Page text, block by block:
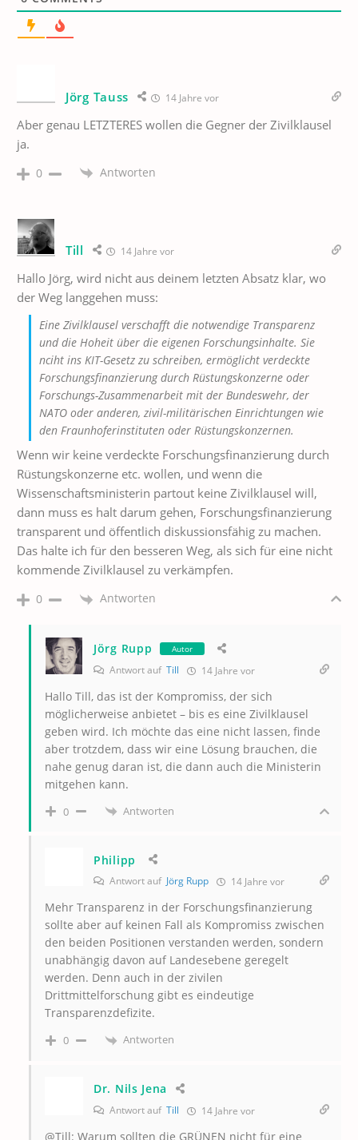
Jörg Tauss 14 Jahre vor
Aber genau LETZTERES wollen die Gegner der Zivilklausel
ja.
0 Antworten
Till 14 Jahre vor
Hallo Jörg, wird nicht aus deinem letzten Absatz klar, wo
der Weg langgehen muss:
Eine Zivilklausel verschafft die notwendige Transparenz
und die Hoheit über die eigenen Forschungsinhalte. Sie
nciht ins KIT-Gesetz zu schreiben, ermöglicht verdeckte
Forschungsfinanzierung durch Rüstungskonzerne oder
Forschungs-Zusammenarbeit mit der Bundeswehr, der
NATO oder anderen, zivil-militärischen Einrichtungen wie
den Fraunhoferinstituten oder Rüstungskonzernen.
Wenn wir keine verdeckte Forschungsfinanzierung durch
Rüstungskonzerne etc. wollen, und wenn die
Wissenschaftsministerin partout keine Zivilklausel will,
dann muss es halt darum gehen, Forschungsfinanzierung
transparent und öffentlich diskussionsfähig zu machen.
Das halte ich für den besseren Weg, als sich für eine nicht
kommende Zivilklausel zu verkämpfen.
0 Antworten
Jörg Rupp Autor
Antwort auf Till 14 Jahre vor
Hallo Till, das ist der Kompromiss, der sich
möglicherweise anbietet – bis es eine Zivilklausel
geben wird. Ich möchte das eine nicht lassen, finde
aber trotzdem, dass wir eine Lösung brauchen, die
nahe genug daran ist, die dann auch die Ministerin
mitgehen kann.
0 Antworten
Philipp
Antwort auf Jörg Rupp 14 Jahre vor
Mehr Transparenz in der Forschungsfinanzierung
sollte aber auf keinen Fall als Kompromiss zwischen
den beiden Positionen verstanden werden, sondern
unabhängig davon auf Landesebene geregelt
werden. Denn auch in der zivilen
Drittmittelforschung gibt es eindeutige
Transparenzdefizite.
0 Antworten
Dr. Nils Jena
Antwort auf Till 14 Jahre vor
@Till: Warum sollten die GRÜNEN nicht für eine